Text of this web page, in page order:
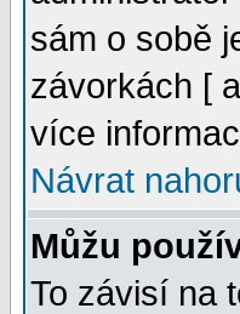
sám o sobě
závorkách [
více
Návrat
Můžu
To závisí na